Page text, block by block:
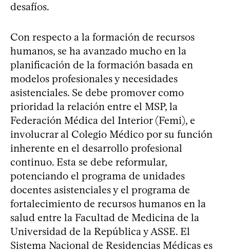
desafíos.
Con respecto a la formación de recursos
humanos, se ha avanzado mucho en la
planificación de la formación basada en
modelos profesionales y necesidades
asistenciales. Se debe promover como
prioridad la relación entre el MSP, la
Federación Médica del Interior (Femi), e
involucrar al Colegio Médico por su función
inherente en el desarrollo profesional
continuo. Esta se debe reformular,
potenciando el programa de unidades
docentes asistenciales y el programa de
fortalecimiento de recursos humanos en la
salud entre la Facultad de Medicina de la
Universidad de la República y ASSE. El
Sistema Nacional de Residencias Médicas es